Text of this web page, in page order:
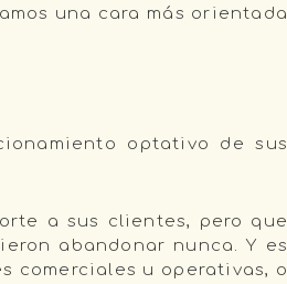
una cara más orientada
optativo de sus
a sus clientes, pero que
abandonar nunca. Y es
comerciales u operativas, o